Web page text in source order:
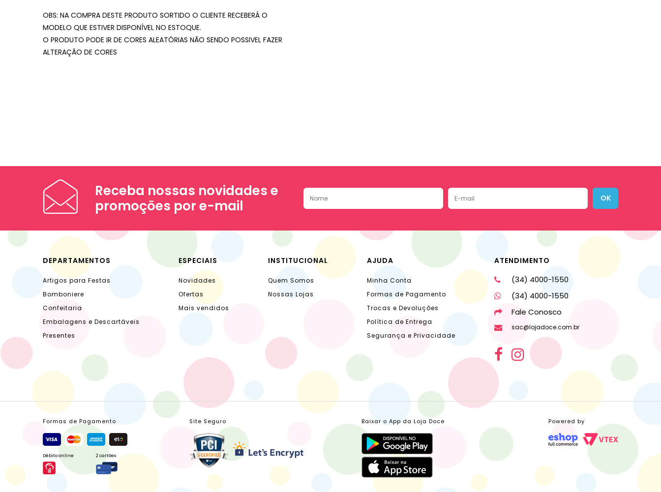
OBS: NA COMPRA DESTE PRODUTO SORTIDO O CLIENTE RECEBERÁ O
MODELO QUE ESTIVER DISPONÍVEL NO ESTOQUE.
O PRODUTO PODE IR DE CORES ALEATÓRIAS NÃO SENDO POSSIVEL FAZER
ALTERAÇÃO DE CORES
Receba nossas novidades e
promoções por e-mail
OK
DEPARTAMENTOS
Artigos para Festas
Bomboniere
Confeitaria
Embalagens e Descartáveis
Presentes
ESPECIAIS
Novidades
Ofertas
Mais vendidos
INSTITUCIONAL
Quem Somos
Nossas Lojas
AJUDA
Minha Conta
Formas de Pagamento
Trocas e Devoluções
Política de Entrega
Segurança e Privacidade
ATENDIMENTO
(34) 4000-1550
(34) 4000-1550
Fale Conosco
sac@lojadoce.com.br
Formas de Pagamento
Débito online 2 cartões
Site Seguro Baixar o App da Loja Doce Powered by